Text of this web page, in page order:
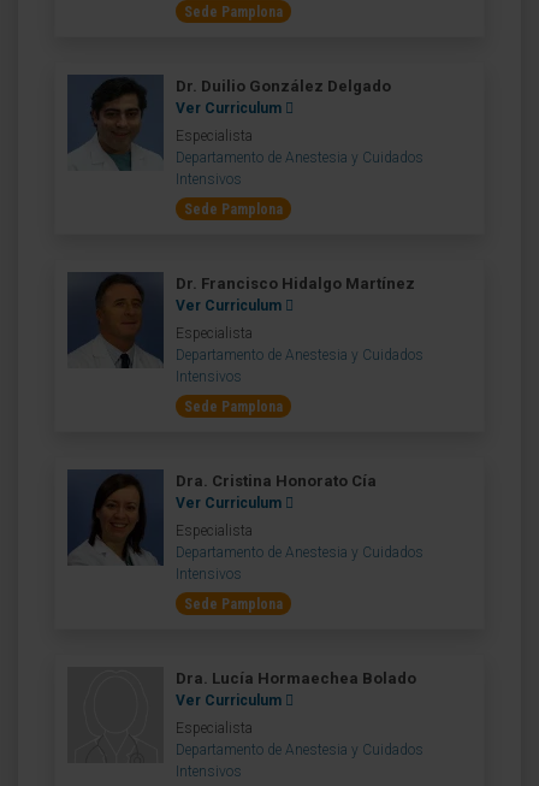
Sede Pamplona
Dr. Duilio González Delgado
Ver Curriculum
Especialista
Departamento de Anestesia y Cuidados
Intensivos
Sede Pamplona
Dr. Francisco Hidalgo Martínez
Ver Curriculum
Especialista
Departamento de Anestesia y Cuidados
Intensivos
Sede Pamplona
Dra. Cristina Honorato Cía
Ver Curriculum
Especialista
Departamento de Anestesia y Cuidados
Intensivos
Sede Pamplona
Dra. Lucía Hormaechea Bolado
Ver Curriculum
Especialista
Departamento de Anestesia y Cuidados
Intensivos